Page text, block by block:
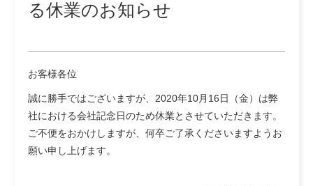
る休業のお知らせ
お客様各位
誠に勝手ではございますが、2020年10月16日（金）は弊
社における会社記念日のため休業とさせていただきます。
ご不便をおかけしますが、何卒ご了承くださいますようお
願い申し上げます。